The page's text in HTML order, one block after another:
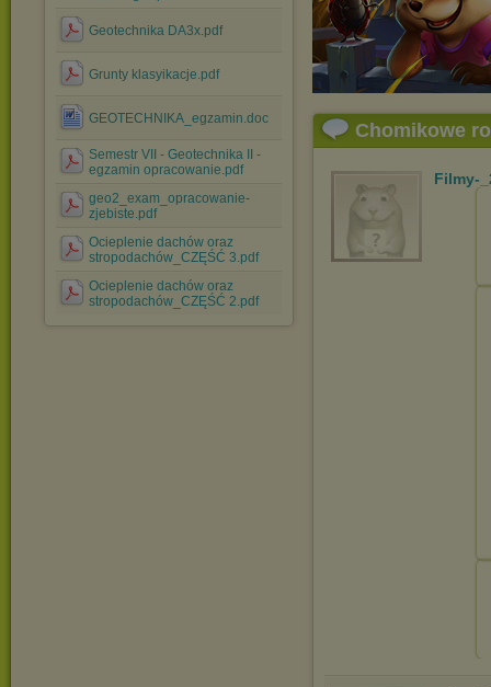
Geotechnika DA3x.pdf
Grunty klasyikacje.pdf
GEOTECHNIKA_egzamin.doc
Semestr VII - Geotechnika II -
egzamin opracowanie.pdf
geo2_exam_opracowanie-
zjebiste.pdf
Ocieplenie dachów oraz
stropodachów_CZĘŚĆ 3.pdf
Ocieplenie dachów oraz
stropodachów_CZĘŚĆ 2.pdf
Chomikowe
Filmy-